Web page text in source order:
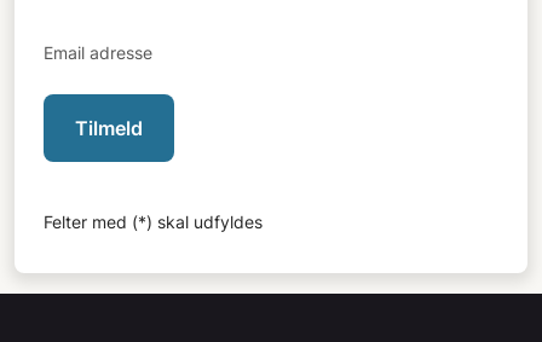
Email adresse
Tilmeld
Felter med (*) skal udfyldes